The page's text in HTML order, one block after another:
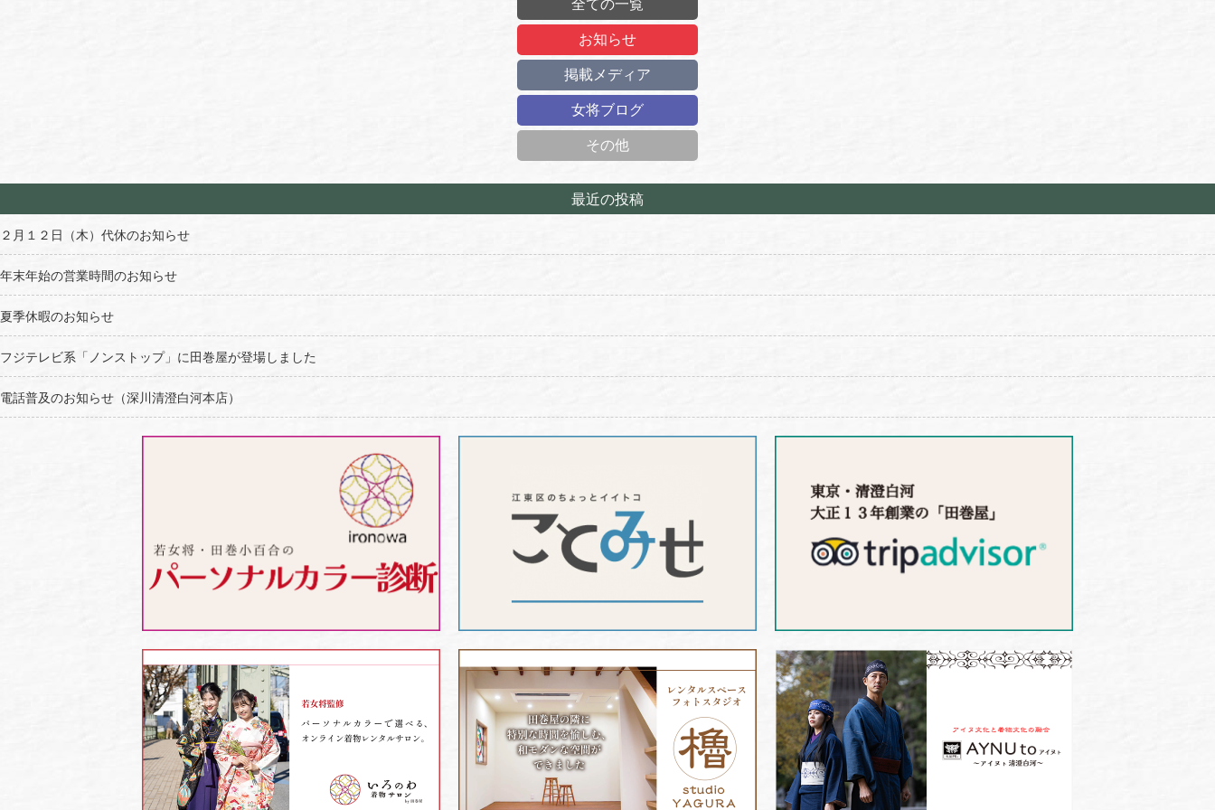
全ての一覧
お知らせ
掲載メディア
女将ブログ
その他
最近の投稿
２月１２日（木）代休のお知らせ
年末年始の営業時間のお知らせ
夏季休暇のお知らせ
フジテレビ系「ノンストップ」に田巻屋が登場しました
電話普及のお知らせ（深川清澄白河本店）